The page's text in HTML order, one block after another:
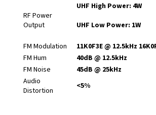
RF Power
Output
UHF High Power: 4W
UHF Low Power: 1W
FM Modulation
11K0F3E @ 12.5kHz
FM Hum
40dB @ 12.5kHz
FM Noise
45dB @ 25kHz
Audio
Distortion
<5%